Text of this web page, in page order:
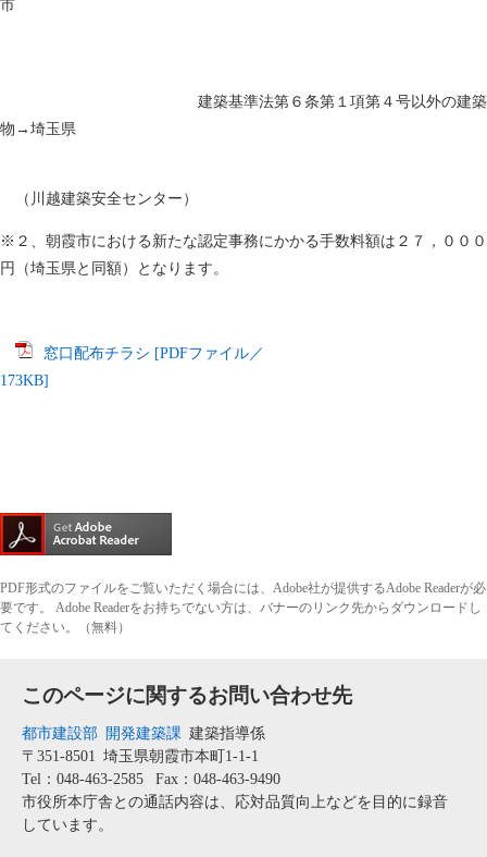
市
建築基準法第６条第１項第４号以外の建築
物→埼玉県
（川越建築安全センター）
※２、朝霞市における新たな認定事務にかかる手数料額は２７，０００
円（埼玉県と同額）となります。
窓口配布チラシ [PDFファイル／
173KB]
PDF形式のファイルをご覧いただく場合には、Adobe社が提供するAdobe Readerが必
要です。
Adobe Readerをお持ちでない方は、バナーのリンク先からダウンロードし
てください。（無料）
このページに関するお問い合わせ先
都市建設部 開発建築課 建築指導係
〒351-8501 埼玉県朝霞市本町1-1-1
Tel：048-463-2585
Fax：048-463-9490
市役所本庁舎との通話内容は、応対品質向上などを目的に録音
しています。